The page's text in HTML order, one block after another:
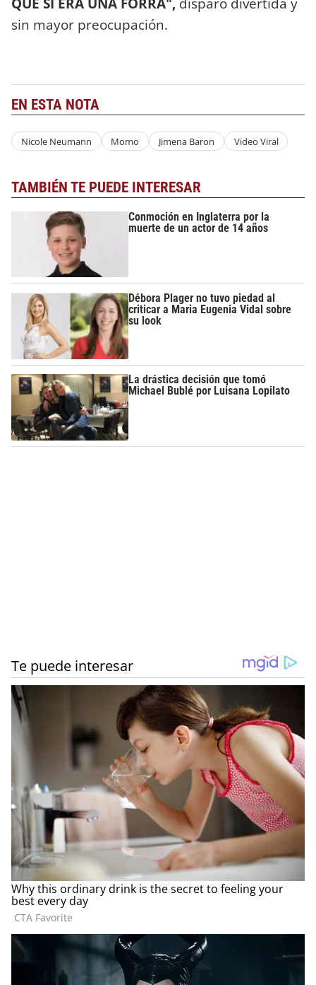
sin mayor preocupación.
EN ESTA NOTA
Nicole Neumann Momo Jimena Baron Video Viral
TAMBIÉN TE PUEDE INTERESAR
Conmoción en Inglaterra por la
muerte de un actor de 14 años
Débora Plager no tuvo piedad al
criticar a Maria Eugenia Vidal sobre
su look
La drástica decisión que tomó
Michael Bublé por Luisana Lopilato